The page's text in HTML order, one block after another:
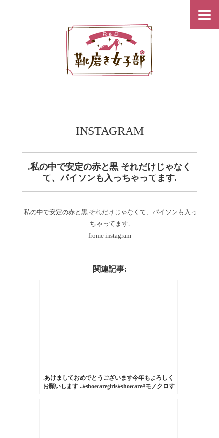
INSTAGRAM
.私の中で安定の赤と黒️ それだけじゃなく
て、パイソンも入っちゃってます.
.私の中で安定の赤と黒️ それだけじゃなくて、パイソンも入っ
ちゃってます.
frome instagram
関連記事:
.あけましておめでとうございます今年もよろしく
お願いします️ ..#shoecaregirls#shoecare#モノクロす